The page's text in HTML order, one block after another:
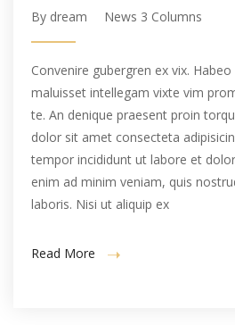
By dream News 3 Columns
Convenire gubergren ex vix.
maluisset intellegam vixte vim
te. An denique praesent proin
dolor sit amet consecteta
tempor incididunt ut labore et
enim ad minim veniam, quis
laboris. Nisi ut aliquip ex
Read More